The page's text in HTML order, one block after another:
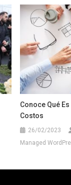
Conoce Qué
Costos
26/02/2023
Managed